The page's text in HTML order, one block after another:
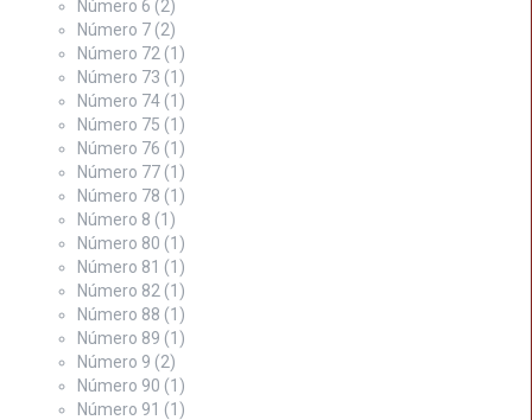
Número 6 (2)
Número 7 (2)
Número 72 (1)
Número 73 (1)
Número 74 (1)
Número 75 (1)
Número 76 (1)
Número 77 (1)
Número 78 (1)
Número 8 (1)
Número 80 (1)
Número 81 (1)
Número 82 (1)
Número 88 (1)
Número 89 (1)
Número 9 (2)
Número 90 (1)
Número 91 (1)